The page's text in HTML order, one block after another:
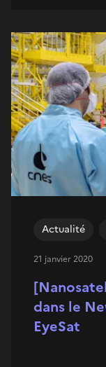
dans le
EyeSat
Actualité
21 janvier 2020